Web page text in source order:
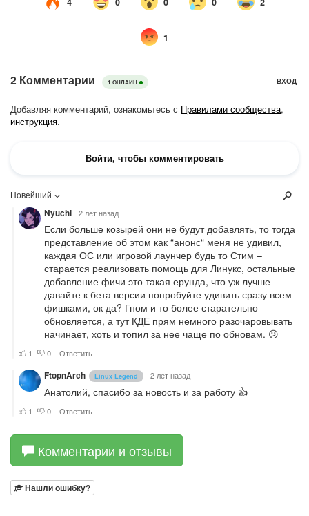
Комментарии и отзывы
Нашли ошибку?